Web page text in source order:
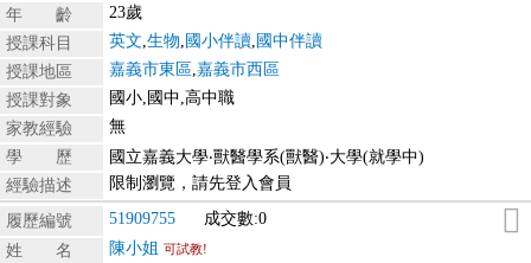
年 齡
23歲
授課科目
英文 生物 國小伴讀 國中伴讀
授課地區
嘉義市東區 嘉義市西區
授課對象
國小,國中,高中職
家教經驗
無
學 歷
國立嘉義大學‧獸醫學系(獸醫)‧大學(就學中)
經驗描述
限制瀏覽，請先登入會員
履歷編號 51909755
成交數:0
姓 名
陳小姐 可試教!